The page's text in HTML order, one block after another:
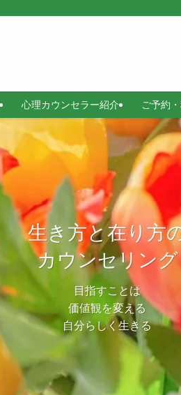
心理カウンセラー紹介 ご予約
生き方と在り方
カウンセリング
目指すことは
価値観を変える
自分らしく生きる
生き方と在り方
カウンセリング
目指すことは
価値観を変える
自分らしく生きる